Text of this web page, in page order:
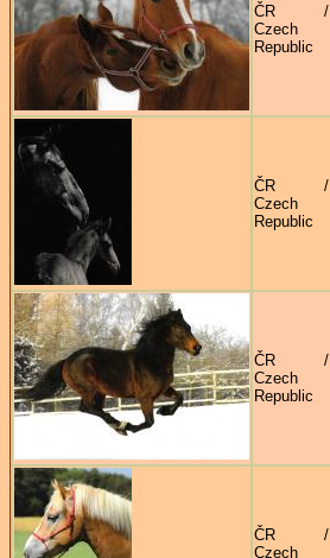
ČR /
Czech
Republic
ČR /
Czech
Republic
ČR /
Czech
Republic
ČR /
Czech